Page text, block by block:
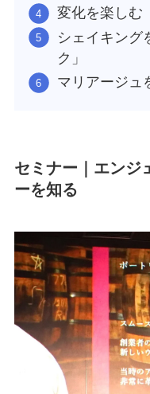
変化を楽しむ
シェイキング
ク」
マリアージュ
セミナー｜エンジ
ーを知る